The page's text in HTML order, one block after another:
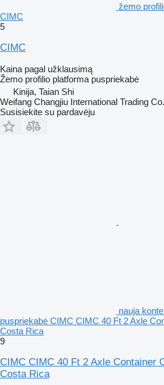
žemo
CIMC
5
CIMC
Kaina pagal užklausimą
Žemo profilio platforma puspriekabė
Kinija, Taian Shi
Weifang Changjiu International Trading
Susisiekite su pardavėju
nauja
puspriekabė CIMC CIMC 40 Ft 2 Axle
Costa Rica
9
CIMC CIMC 40 Ft 2 Axle Container
Costa Rica